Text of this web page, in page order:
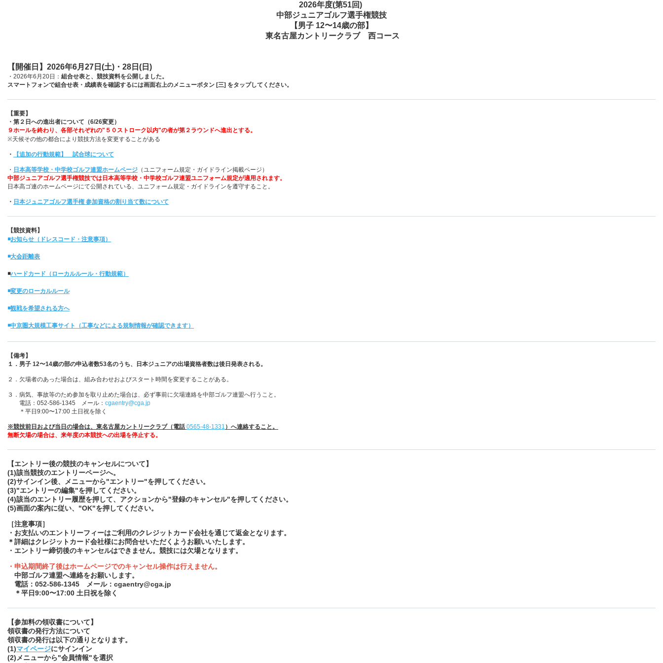
2026年度(第51回)
中部ジュニアゴルフ選手権競技
【男子 12〜14歳の部】
東名古屋カントリークラブ 西コース
【開催日】2026年6月27日(土)・28日(日)
・2026年6月20日： 組合せ表と、競技資料を公開しました。
スマートフォンで組合せ表・成績表を確認するには画面右上のメニューボタン [三] をタップしてください。
【重要】
・第２日への進出者について（6/26変更）
９ホールを終わり、各部それぞれの"５０ストローク以内"の者が第２ラウンドへ進出とする。
※天候その他の都合により競技方法を変更することがある
・ 【追加の行動規範】 試合球について
・ 日本高等学校・中学校ゴルフ連盟ホームページ （ユニフォーム規定・ガイドライン掲載ページ）
中部ジュニアゴルフ選手権競技では 日本高等学校・中学校ゴルフ連盟ユニフォーム規定が適用されます。
日本高ゴ連のホームページにて公開されている、ユニフォーム規定・ガイドラインを遵守すること。
・ 日本ジュニアゴルフ選手権 参加資格の割り当て数について
【競技資料】
◾️お知らせ（ドレスコード・注意事項）
◾️大会距離表
◾️ハードカード（ローカルルール・行動規範）
◾️変更のローカルルール
◾️観戦を希望される方へ
◾️中京圏大規模工事サイト（工事などによる規制情報が確認できます）
【備考】
１． 男子 12〜14歳の部の申込者数53名のうち、日本ジュニアの出場資格者数は後日発表される。
２．欠場者のあった場合は、組み合わせおよびスタート時間を変更することがある。
３．病気、事故等のため参加を取り止めた場合は、必ず事前に欠場連絡を中部ゴルフ連盟へ行うこと。
電話：052-586-1345 メール： cgaentry@cga.jp
＊平日9:00〜17:00 土日祝を除く
※競技前日および当日の場合は、東名古屋カントリークラブ（電話0565-48-1331 ）へ連絡すること。
無断欠場の場合は、来年度の本競技への出場を停止する。
【エントリー後の競技のキャンセルについて】
(1)該当競技のエントリーページへ。
(2)サインイン後、メニューから"エントリー"を押してください。
(3)"エントリーの編集"を押してください。
(4)該当のエントリー履歴を押して、アクションから"登録のキャンセル"を押してください。
(5)画面の案内に従い、"OK"を押してください。
［注意事項］
・お支払いのエントリーフィーはご利用のクレジットカード会社を通じて返金となります。
＊詳細はクレジットカード会社様にお問合せいただくようお願いいたします。
・エントリー締切後のキャンセルはできません。競技には欠場となります。
・申込期間終了後はホームページでのキャンセル操作は行えません。
中部ゴルフ連盟へ連絡をお願いします。
電話：052-586-1345
メール：cgaentry@cga.jp
＊平日9:00〜17:00 土日祝を除く
【参加料の領収書について】
領収書の発行方法について
領収書の発行は以下の通りとなります。
(1)マイページにサインイン
(2)メニューから"会員情報"を選択